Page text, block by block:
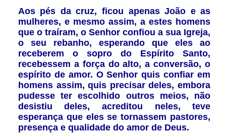
Aos pés da cruz, ficou apenas João e as
mulheres, e mesmo assim, a estes homens
que o traíram, o Senhor confiou a sua Igreja,
o seu rebanho, esperando que eles ao
receberem o sopro do Espírito Santo,
recebessem a força do alto, a conversão, o
espírito de amor. O Senhor quis confiar em
homens assim, quis precisar deles, embora
pudesse ter escolhido outros meios, não
desistiu deles, acreditou neles, teve
esperança que eles se tornassem pastores,
presença e qualidade do amor de Deus.